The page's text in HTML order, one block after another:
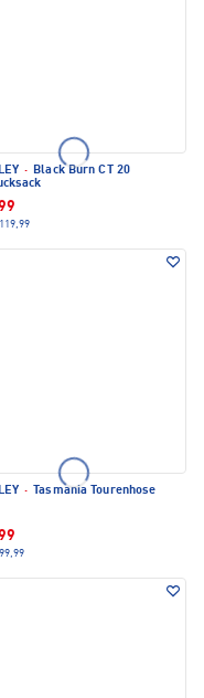
· Black Burn CT 20
·
Tasmania Tourenhose